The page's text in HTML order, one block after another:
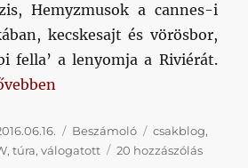
Hemyzmusok a cannes-i
kecskesajt és vörösbor,
fella’ a lenyomja a Riviérát.
Touraeaux – 4. nap.”
Kategória
Beszámoló Címke
csakblog,
,túra,válogatott 20 hozzászólás